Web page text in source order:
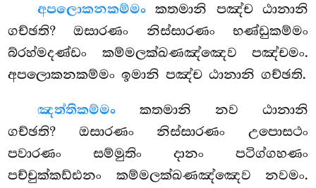
අපලොකනකම්මං කතමානි පඤ්ච ඨානානි
ගච්ඡති? ඔසාරණං නිස්සාරණං භණ්ඩුකම්මං
බ්රහ්මදණ්ඩං කම්මලක්ඛණඤ්ඤෙව පඤ්චමං.
අපලොකනකම්මං ඉමානි පඤ්ච ඨානානි ගච්ඡති.
ඤත්තිකම්මං කතමානි නව ඨානානි
ගච්ඡති? ඔසාරණං නිස්සාරණං උපොසථං
පවාරණං සම්මුතිං දානං පටිග්ගහණං
පච්චුක්කඩ්ඪනං කම්මලක්ඛණඤ්ඤෙව නවමං.